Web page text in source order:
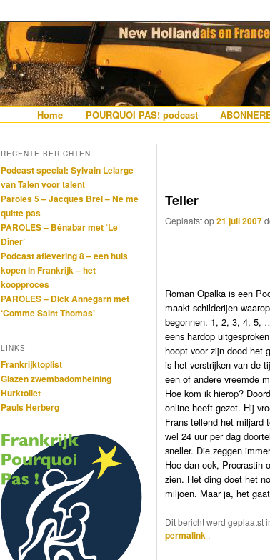
Hollandais en France
De gezelligste website voor Nederlanders die iets
Spring naar de primaire inhoud
Spring naar de secundaire inhoud
Home POURQUOI PAS! podcast
Teller
Geplaatst op21 juli 2007
Roman Opalka is een
maakt schilderijen
begonnen. 1, 2, 3, 4, 5,
eens hardop
hoopt voor zijn dood het
is het verstrijken van de
een of andere vreemde
Hoe kom ik hierop?
online heeft gezet. Hij
Frans tellend het miljard
wel 24 uur per dag
sneller. Die zeggen
Hoe dan ook, Procrastin
zien. Het ding doet het
miljoen. Maar ja, het
Dit bericht werd geplaatst
permalink .
RECENTE BERICHTEN
Podcast special: Sylvain Lelarge
van Talen voor talent
Paroles 5 – Jacques Brel – Ne me
quitte pas
PAROLES – Bénabar met ‘Le
Dîner’
Podcast aflevering 8 – een huis
kopen in Frankrijk – het
koopproces
PAROLES – Dick Annegarn met
‘Comme Saint Thomas’
LINKS
Frankrijktoplist
Glazen zwembadomheining
Hurktoilet
Pauls Herberg